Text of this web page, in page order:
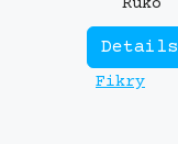
Ruko
Details
Fikry